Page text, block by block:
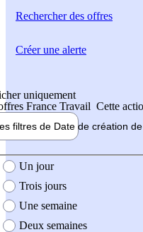
Rechercherdes offres
uniquement
France Travail Cette
filtres de Date de création
création de l'offre
Un jour
Trois jours
Une semaine
Deux semaines
Créer une alerte